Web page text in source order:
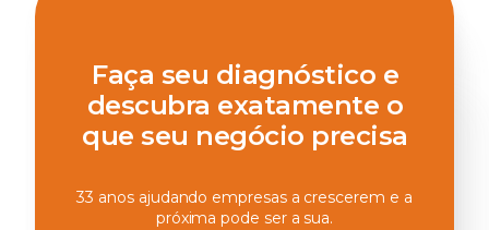
Faça seu diagnóstico e
descubra exatamente o
que seu negócio precisa
33 anos ajudando empresas a crescerem e a
próxima pode ser a sua.